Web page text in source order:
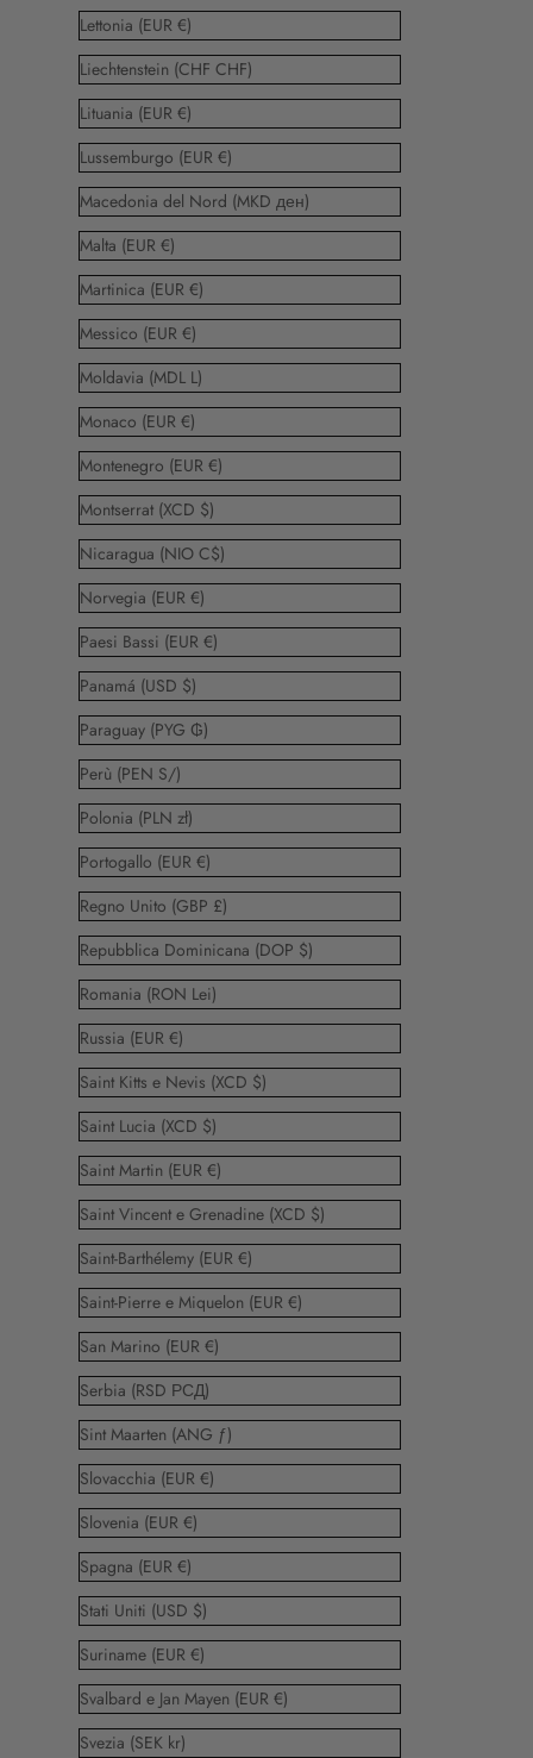
Lettonia (EUR €)
Liechtenstein (CHF CHF)
Lituania (EUR €)
Lussemburgo (EUR €)
Macedonia del Nord (MKD ден)
Malta (EUR €)
Martinica (EUR €)
Messico (EUR €)
Moldavia (MDL L)
Monaco (EUR €)
Montenegro (EUR €)
Montserrat (XCD $)
Nicaragua (NIO C$)
Norvegia (EUR €)
Paesi Bassi (EUR €)
Panamá (USD $)
Paraguay (PYG ₲)
Perù (PEN S/)
Polonia (PLN zł)
Portogallo (EUR €)
Regno Unito (GBP £)
Repubblica Dominicana (DOP $)
Romania (RON Lei)
Russia (EUR €)
Saint Kitts e Nevis (XCD $)
Saint Lucia (XCD $)
Saint Martin (EUR €)
Saint Vincent e Grenadine (XCD $)
Saint-Barthélemy (EUR €)
Saint-Pierre e Miquelon (EUR €)
San Marino (EUR €)
Serbia (RSD РСД)
Sint Maarten (ANG ƒ)
Slovacchia (EUR €)
Slovenia (EUR €)
Spagna (EUR €)
Stati Uniti (USD $)
Suriname (EUR €)
Svalbard e Jan Mayen (EUR €)
Svezia (SEK kr)